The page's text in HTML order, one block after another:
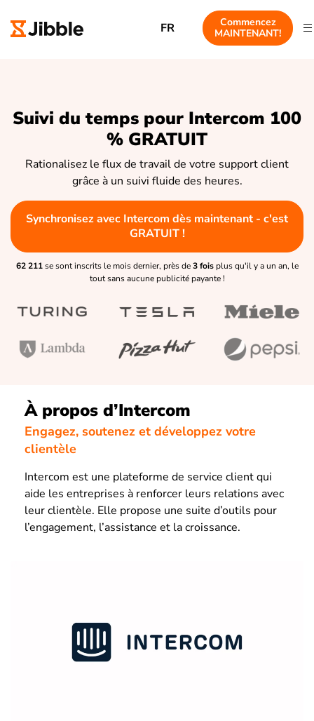
FR
Commencez
MAINTENANT!
Suivi du temps pour Intercom 100
% GRATUIT
Rationalisez le flux de travail de votre support client
grâce à un suivi fluide des heures.
Synchronisez avec Intercom dès maintenant - c'est
GRATUIT !
62 211 se sont inscrits le mois dernier, près de 3 fois plus qu'il y a un an, le
tout sans aucune publicité payante !
À propos d’Intercom
Engagez, soutenez et développez votre
clientèle
Intercom est une plateforme de service client qui
aide les entreprises à renforcer leurs relations avec
leur clientèle. Elle propose une suite d’outils pour
l’engagement, l’assistance et la croissance.